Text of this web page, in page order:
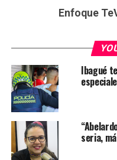
Enfoque
Ibagué
seria,